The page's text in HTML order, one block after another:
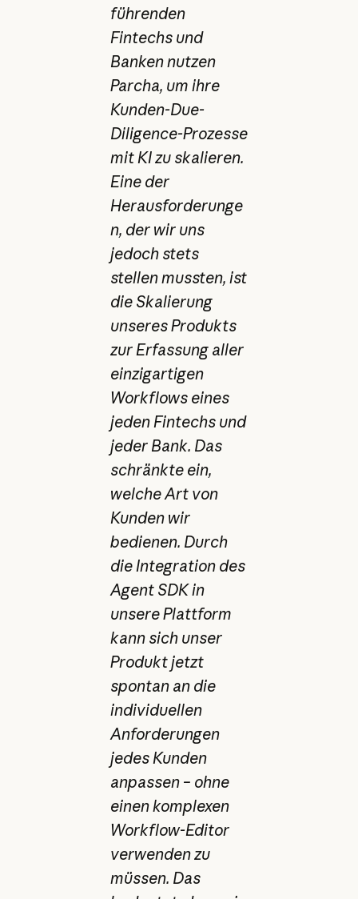
führenden
Fintechs und
Banken nutzen
Parcha, um ihre
Kunden-Due-
Diligence-Prozesse
mit KI zu skalieren.
Eine der
Herausforderunge
n, der wir uns
jedoch stets
stellen mussten, ist
die Skalierung
unseres Produkts
zur Erfassung aller
einzigartigen
Workflows eines
jeden Fintechs und
jeder Bank. Das
schränkte ein,
welche Art von
Kunden wir
bedienen. Durch
die Integration des
Agent SDK in
unsere Plattform
kann sich unser
Produkt jetzt
spontan an die
individuellen
Anforderungen
jedes Kunden
anpassen – ohne
einen komplexen
Workflow-Editor
verwenden zu
müssen. Das